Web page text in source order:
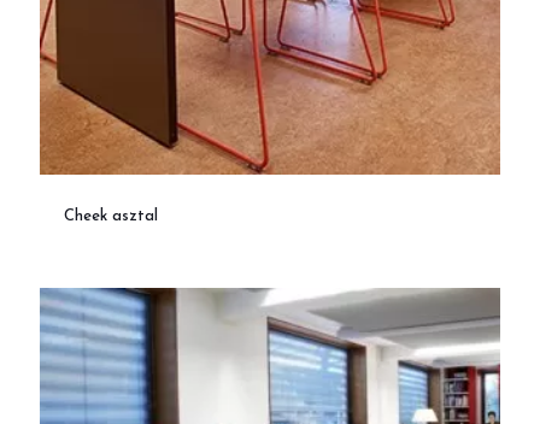
Cheek asztal